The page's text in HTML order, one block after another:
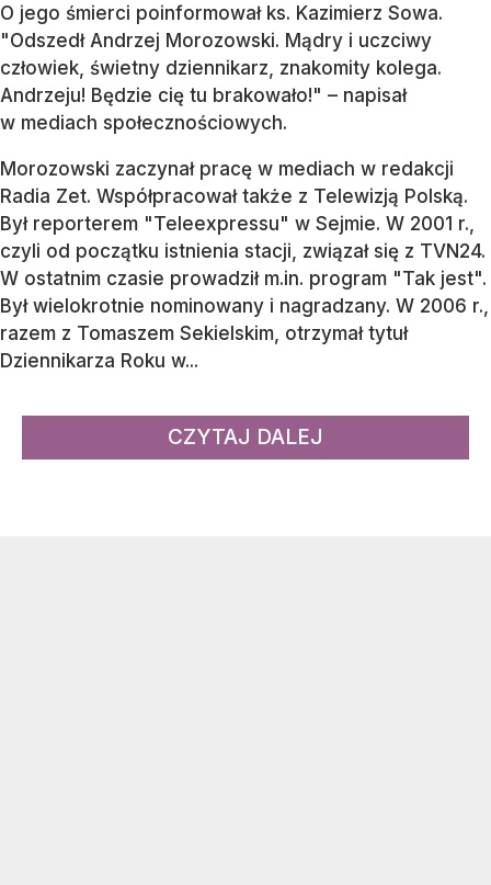
O jego śmierci poinformował ks. Kazimierz Sowa.
"Odszedł Andrzej Morozowski. Mądry i uczciwy
człowiek, świetny dziennikarz, znakomity kolega.
Andrzeju! Będzie cię tu brakowało!" – napisał
w mediach społecznościowych.
Morozowski zaczynał pracę w mediach w redakcji
Radia Zet. Współpracował także z Telewizją Polską.
Był reporterem "Teleexpressu" w Sejmie. W 2001 r.,
czyli od początku istnienia stacji, związał się z TVN24.
W ostatnim czasie prowadził m.in. program "Tak jest".
Był wielokrotnie nominowany i nagradzany. W 2006 r.,
razem z Tomaszem Sekielskim, otrzymał tytuł
Dziennikarza Roku w...
CZYTAJ DALEJ